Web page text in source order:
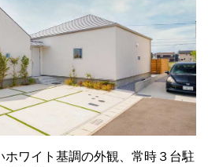
ホワイト基調の外観、常時３台駐